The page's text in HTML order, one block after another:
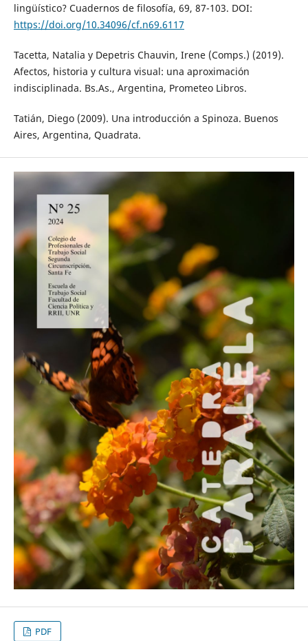
lingüístico? Cuadernos de filosofía, 69, 87-103. DOI:
https://doi.org/10.34096/cf.n69.6117
Tacetta, Natalia y Depetris Chauvin, Irene (Comps.) (2019).
Afectos, historia y cultura visual: una aproximación
indisciplinada. Bs.As., Argentina, Prometeo Libros.
Tatián, Diego (2009). Una introducción a Spinoza. Buenos
Aires, Argentina, Quadrata.
PDF